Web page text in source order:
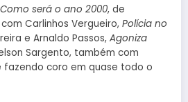
Como será o ano 2000, de
Carlinhos Vergueiro, Polícia no
e Arnaldo Passos, Agoniza
Sargento, também com
fazendo coro em quase todo o